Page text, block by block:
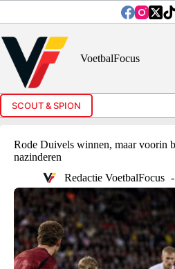
inhoud
VoetbalFocus
SCOUT & SPION
Rode Duivels winnen, maar voorin
nazinderen
Redactie VoetbalFocus